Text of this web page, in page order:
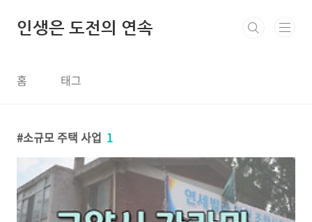
인생은 도전의 연속
홈 태그
소규모 주택 사업 1